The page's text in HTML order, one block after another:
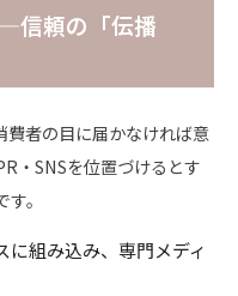
信頼の「伝播
費者の目に届かなければ意
・SNSを位置づけるとす
。
に組み込み、専門メディ